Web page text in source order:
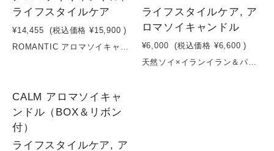
ライフスタイルケア
¥14,455 (税込価格 ¥15,900 )
ROMANTIC アロマソイキャンドル女性らしい華やかな香り。優雅な気持ちに導きます。時には、思い切りロマンティックな「私」になりたい。そんな願いを叶えてくれるのは、朝摘みローズとフランボワーズ。目覚めたばかりのローズはフレッシュな香りを、惜しみなく分けてくれた。フランボワーズの少女のような微笑みが彩る、優雅なひとときを。CALM アロマソイキャンドル大らかで甘くくつろぎを感じる香り。ポジティブな気持ちに導きます。瞳を閉じて、耳を澄ませて……リラックスタイムには、ラベンダーとラフランスによる上質な香りを。紫色に染まる高原、そこからやって来る香りがくつろぎの時間を満たします。全速力で日々を駆け抜ける「私」へ。心と身体をいつくしむ、穏やかな休息を贈りましょう。Sensual アロマソイキャンドル色気のあるどこか懐かしさも感じる香り。落ち着いた気持ちに導きます。色気のあるイランイランと、南国のパッションフルーツの香りのブレンドは、過去の記憶を紐解くような温かみや柔らかささえも感じる印象に。リラックスして過ごした夜や、心を落ち着かせたいときに。大切な人との時間にも。
ライフスタイルケア, ア
ロマソイキャンドル
¥6,000 (税込価格 ¥6,600 )
天然ソイ×イランイラン＆パッションフルーツ。感性を解き放つ、官能的なアロマキャンドル大豆由来のソイワックスに、濃厚で甘美なイランイラン精油と、トロピカルで瑞々しいパッションフルーツの香りを重ねたフルーツルーツのフルーツソイキャンドル〈SENSUAL〉。合成香料・パラフィン不使用で、空気を汚しにくいクリーンな灯りと、深く広がる自然な香りが特徴です。イランイランはリラックスと高揚感のバランスを整え、気分をやわらかく解放する香り。そこにフルーティーな甘酸っぱさを加えることで、心をほぐしながら感性を高めるブレンドに仕上げました。ゆっくりと溶けるソイワックスが、空間にやさしい光と香りを届け、日常を少しだけ特別な時間へと変えていきます。“感じる時間”を大切にしたい方のためのキャンドルです。容量: 160g原材料：キャンドル（ソイワックス）、精油、芯
CALM アロマソイキャ
ンドル（BOX＆リボン
付）
ライフスタイルケア, ア